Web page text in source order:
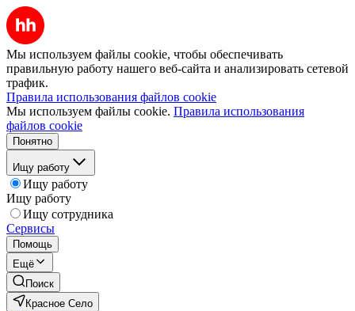
Мы используем файлы cookie, чтобы обеспечивать
правильную работу нашего веб-сайта и анализировать сетевой
трафик.
Правила использования файлов cookie
Мы используем файлы cookie. Правила использования
файлов cookie
Понятно
Ищу работу
Ищу работу
Ищу работу
Ищу сотрудника
Сервисы
Помощь
Ещё
Поиск
Красное Село